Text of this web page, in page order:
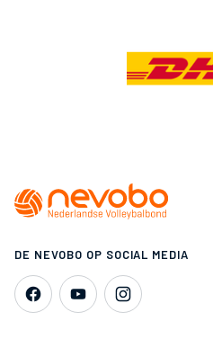
DE NEVOBO OP SOCIAL MEDIA